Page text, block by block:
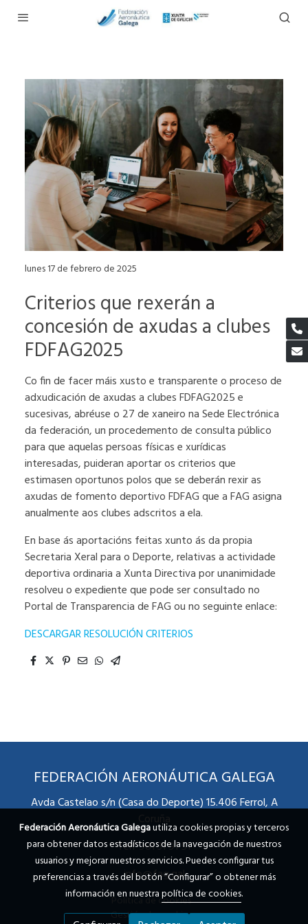
lunes 17 de febrero de 2025
Criterios que rexerán a
concesión de axudas a clubes
FDFAG2025
Co fin de facer máis xusto e transparente o proceso de
adxudicación de axudas a clubes FDFAG2025 e
sucesivas, abréuse o 27 de xaneiro na Sede Electrónica
da federación, un procedemento de consulta público
para que aquelas persoas físicas e xurídicas
interesadas, puideran aportar os criterios que
estimasen oportunos polos que se deberán rexir as
axudas de fomento deportivo FDFAG que a FAG asigna
anualmente aos clubes adscritos a ela.
En base ás aportacións feitas xunto ás da propia
Secretaria Xeral para o Deporte, relativas a actividade
deportiva ordinaria a Xunta Directiva por unanimidade
resolveu o expediente que pode ser consultado no
Portal de Transparencia de FAG ou no seguinte enlace:
DESCARGAR RESOLUCIÓN CRITERIOS
FEDERACIÓN AERONÁUTICA GALEGA
Avda Castelao s/n (Casa do Deporte) 15.406 Ferrol, A
Coruña
Telf 981 31 91 51
info@fag.gal
Política de cookies
Gestión de cookies
Federación Aeronáutica Galegautiliza cookies propias y terceros
para obtener datos estadísticos de la navegación de nuestros
usuarios y mejorar nuestros servicios. Puedes configurar tus
preferencias a través del botón “Configurar” o obtener más
información en nuestrapolítica de cookies.